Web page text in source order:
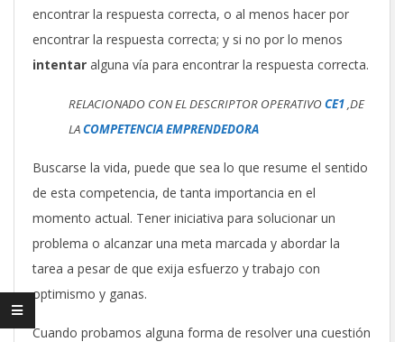
encontrar la respuesta correcta, o al menos hacer por
encontrar la respuesta correcta; y si no por lo menos
intentar alguna vía para encontrar la respuesta correcta.
RELACIONADO CON EL DESCRIPTOR OPERATIVOCE1,DE
LACOMPETENCIA EMPRENDEDORA
Buscarse la vida, puede que sea lo que resume el sentido
de esta competencia, de tanta importancia en el
momento actual. Tener iniciativa para solucionar un
problema o alcanzar una meta marcada y abordar la
tarea a pesar de que exija esfuerzo y trabajo con
optimismo y ganas.
Cuando probamos alguna forma de resolver una cuestión